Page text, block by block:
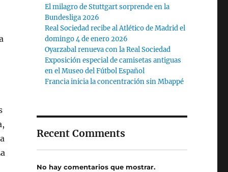
El milagro de Stuttgart sorprende en la
Bundesliga 2026
Real Sociedad recibe al Atlético de Madrid el
domingo 4 de enero 2026
Oyarzabal renueva con la Real Sociedad
Exposición especial de camisetas antiguas
en el Museo del Fútbol Español
Francia inicia la concentración sin Mbappé
Recent Comments
No hay comentarios que mostrar.